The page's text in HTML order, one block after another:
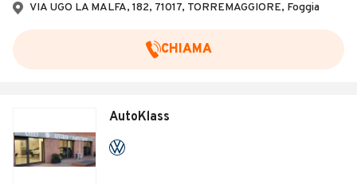
VIA UGO LA MALFA, 182, 71017, TORREMAGGIORE, Foggia
CHIAMA
AutoKlass